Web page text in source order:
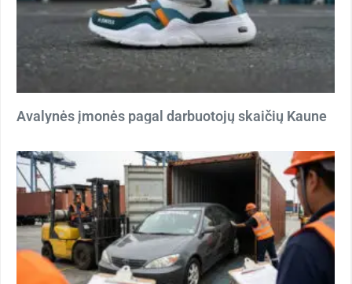
Avalynės įmonės pagal darbuotojų skaičių Kaune